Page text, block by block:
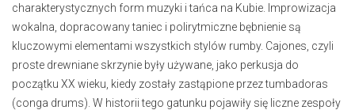
charakterystycznych form muzyki i tańca na Kubie. Improwizacja
wokalna, dopracowany taniec i polirytmiczne bębnienie są
kluczowymi elementami wszystkich stylów rumby. Cajones, czyli
proste drewniane skrzynie były używane, jako perkusja do
początku XX wieku, kiedy zostały zastąpione przez tumbadoras
(conga drums). W historii tego gatunku pojawiły się liczne zespoły